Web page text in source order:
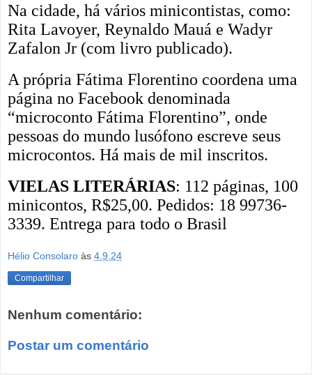
Na cidade, há vários minicontistas, como:
Rita Lavoyer, Reynaldo Mauá e Wadyr
Zafalon Jr (com livro publicado).
A própria Fátima Florentino coordena uma
página no Facebook denominada
“microconto Fátima Florentino”, onde
pessoas do mundo lusófono escreve seus
microcontos. Há mais de mil inscritos.
VIELAS LITERÁRIAS: 112 páginas, 100
minicontos, R$25,00. Pedidos: 18 99736-
3339. Entrega para todo o Brasil
Hélio Consolaro às 4.9.24
Compartilhar
Nenhum comentário:
Postar um comentário